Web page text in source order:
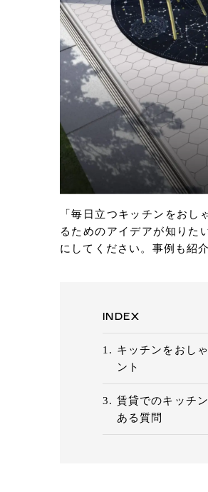
URLをコピー
「毎日立つキッチンをお
るためのアイデアが知りた
にしてください。事例も紹
INDEX
キッチンをおし
ント
賃貸でのキッチ
ある質問